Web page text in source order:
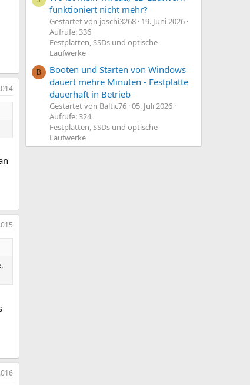
funktioniert nicht mehr?
Gestartet von joschi3268 19. Juni 2026
Aufrufe: 336
Festplatten, SSDs und optische
Laufwerke
B
Booten und Starten von Windows
dauert mehre Minuten - Festplatte
dauerhaft in Betrieb
Gestartet von Baltic76 05. Juli 2026
Aufrufe: 324
Festplatten, SSDs und optische
Laufwerke